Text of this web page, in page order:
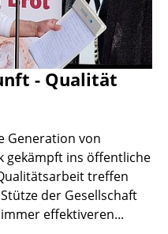
- Qualität
Generation von
gekämpft ins öffentliche
treffen
der Gesellschaft
effektiveren...